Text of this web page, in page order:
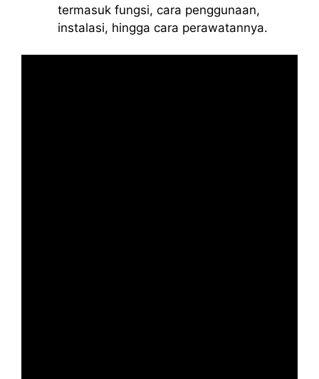
termasuk fungsi, cara penggunaan,
instalasi, hingga cara perawatannya.